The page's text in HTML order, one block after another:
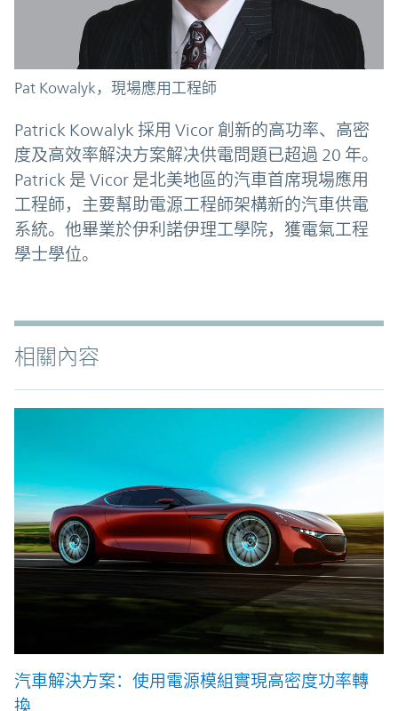
Patrick Kowalyk 採用 Vicor 創新的高功率、高密
度及高效率解決方案解决供電問題已超過 20 年。
Patrick 是 Vicor 是北美地區的汽車首席現場應用
工程師，主要幫助電源工程師架構新的汽車供電
系統。他畢業於伊利諾伊理工學院，獲電氣工程
學士學位。
Pat Kowalyk，現場應用工程師
相關內容
汽車解決方案：使用電源模組實現高密度功率轉
換